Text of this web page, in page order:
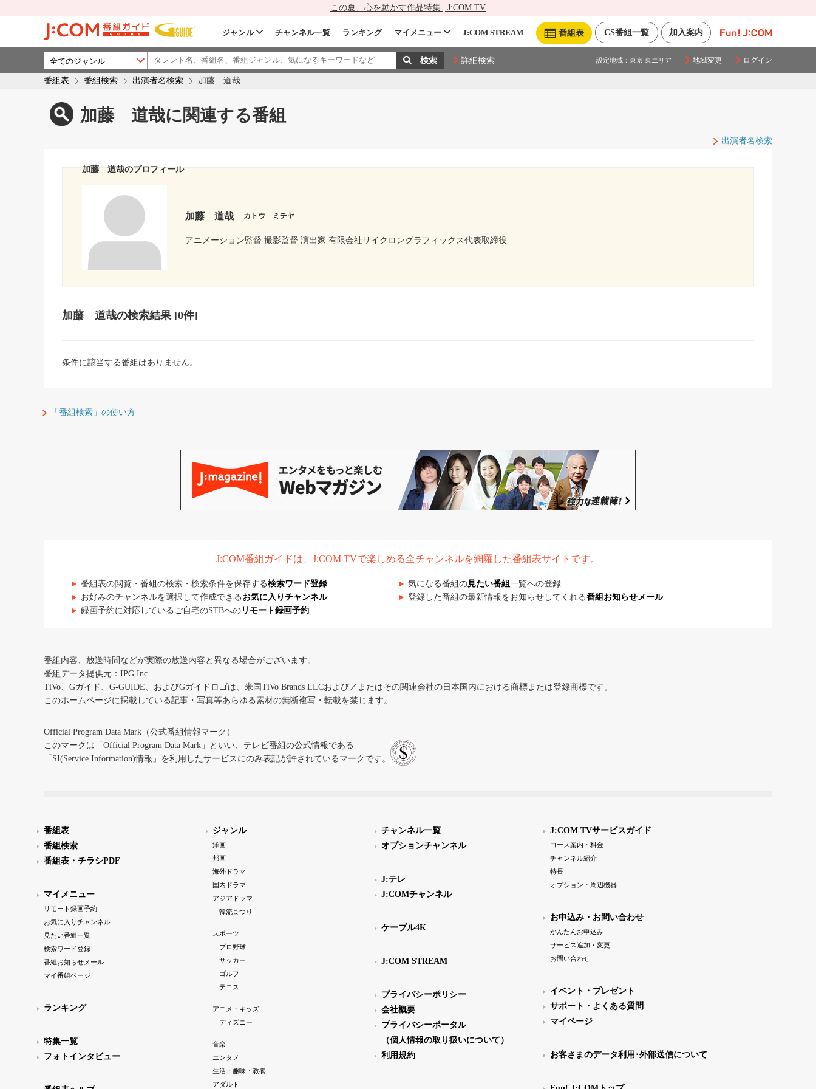
この夏、心を動かす作品特集 | J:COM TV
加入案内
CS番組一覧
番組表
ジャンル チャンネル一覧 ランキング マイメニュー J:COM STREAM
詳細検索 設定地域： 東京 東エリア 地域変更 ログイン
番組表 番組検索 出演者名検索 加藤 道哉
加藤 道哉に関連する番組
出演者名検索
加藤 道哉のプロフィール
加藤 道哉 カトウ ミチヤ
アニメーション監督 撮影監督 演出家 有限会社サイクロングラフィックス代表取締役
加藤 道哉の検索結果[0件]
条件に該当する番組はありません。
「番組検索」の使い方
J:COM番組ガイドは、J:COM TVで楽しめる全チャンネルを網羅した番組表サイトです。
番組表の閲覧・番組の検索・検索条件を保存する検索ワード登録 気になる番組の見たい番組 一覧への登録
お好みのチャンネルを選択して作成できる お気に入りチャンネル 登録した番組の最新情報をお知らせしてくれる番組お知らせメール
録画予約に対応しているご自宅のSTBへの リモート録画予約
番組内容、放送時間などが実際の放送内容と異なる場合がございます。
番組データ提供元：IPG Inc.
TiVo、Gガイド、G-GUIDE、およびGガイドロゴは、米国TiVo Brands LLCおよび／またはその関連会社の日本国内における商標または登録商標です。
このホームページに掲載している記事・写真等あらゆる素材の無断複写・転載を禁じます。
Official Program Data Mark（公式番組情報マーク）
このマークは「Official Program Data Mark」といい、テレビ番組の公式情報である
「SI(Service Information)情報」を利用したサービスにのみ表記が許されているマークです。
番組表
番組検索
番組表・チラシPDF
マイメニュー
リモート録画予約
お気に入りチャンネル
見たい番組一覧
検索ワード登録
番組お知らせメール
マイ番組ページ
ランキング
特集一覧
フォトインタビュー
ジャンル
洋画
邦画
海外ドラマ
国内ドラマ
アジアドラマ
韓流まつり
スポーツ
プロ野球
サッカー
ゴルフ
テニス
アニメ・キッズ
ディズニー
音楽
エンタメ
生活・趣味・教養
アダルト
チャンネル一覧
オプションチャンネル
J:テレ
J:COMチャンネル
ケーブル4K
J:COM STREAM
プライバシーポリシー
会社概要
プライバシーポータル
（個人情報の取り扱いについて）
利用規約
J:COM TVサービスガイド
コース案内・料金
チャンネル紹介
特長
オプション・周辺機器
お申込み・お問い合わせ
かんたんお申込み
サービス追加・変更
お問い合わせ
イベント・プレゼント
サポート・よくある質問
マイページ
お客さまのデータ利用･外部送信について